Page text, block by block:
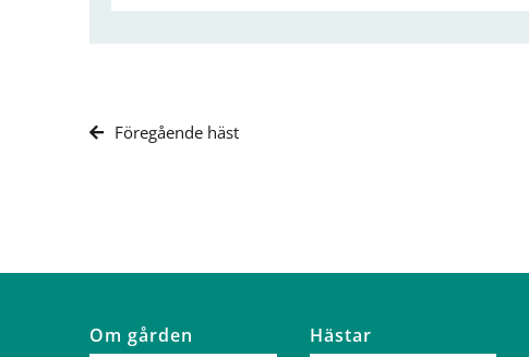
Föregående häst
Om gården Hästar